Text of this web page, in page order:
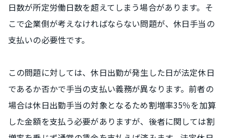
日数が所定労働日数を超えてしまう場合があります。そ
こで企業側が考えなければならない問題が、休日手当の
支払いの必要性です。
この問題に対しては、休日出勤が発生した日が法定休日
であるか否かで手当の支払い義務が異なります。前者の
場合は休日出勤手当の対象となるため割増率35％を加算
した金額を支払う必要がありますが、後者に関しては割